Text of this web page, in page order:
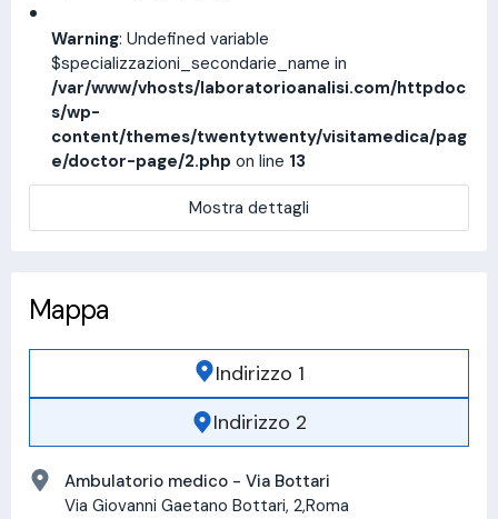
Warning: Undefined variable
$specializzazioni_secondarie_name in
/var/www/vhosts/laboratorioanalisi.com/httpdoc
s/wp-
content/themes/twentytwenty/visitamedica/pag
e/doctor-page/2.php on line 13
Mostra dettagli
Mappa
Indirizzo 1
Indirizzo 2
Ambulatorio medico - Via Bottari
Via Giovanni Gaetano Bottari, 2,Roma